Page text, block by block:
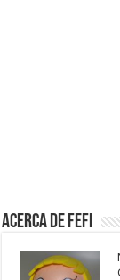
Acerca de Fefi